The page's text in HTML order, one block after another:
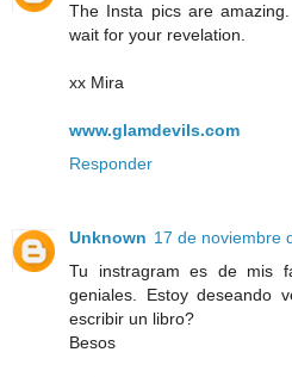
The Insta pics are
wait for your revelation.
xx Mira
www.glamdevils.com
Responder
Unknown 17 de noviembre
Tu instragram es de mis
geniales. Estoy deseando
escribir un libro?
Besos